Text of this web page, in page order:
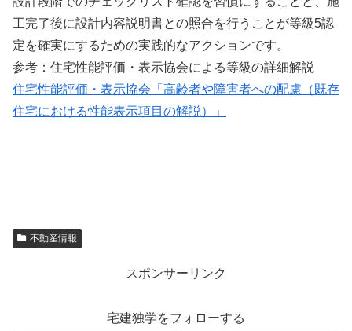
工完了後に設計内容説明書との照合を行うことが等級5認
定を確実にするための実践的なアクションです。
参考：住宅性能評価・表示協会による等級の詳細解説
住宅性能評価・表示協会「高齢者や障害者への配慮（既存
住宅における性能表示項目の解説）」
不動産情報
スポンサーリンク
宅建独学をフォローする